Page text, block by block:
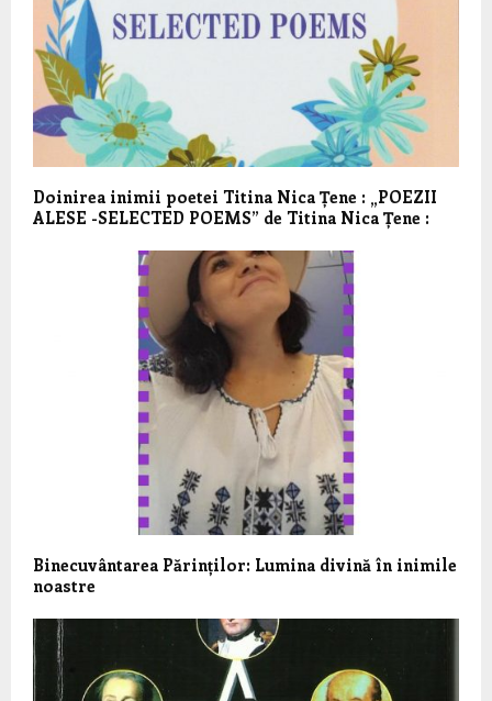
Doinirea inimii poetei Titina Nica Țene : „POEZII
ALESE -SELECTED POEMS” de Titina Nica Țene :
Binecuvântarea Părinților: Lumina divină în inimile
noastre